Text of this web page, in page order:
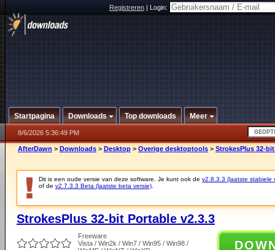
Registreren|Login:
Startpagina Downloads Top downloads Meer
8/6/2026 5:36:49 PM
AfterDawn > Downloads > Desktop > Overige desktoptools > StrokesPlus 32-
Dit is een oude versie van deze software. Je kunt ook de v2.8.3.3 (laatste stabiele
of de v2.7.3.3 Beta (laatste beta versie)
StrokesPlus 32-bit Portable v2.3.3
Freeware
Vista / Win2k / Win7 / Win95 / Win98 /